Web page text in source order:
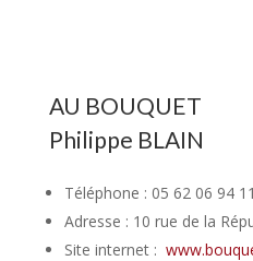
AU BOUQUET
Philippe BLAIN
Téléphone : 05 62 06 94 11
Adresse : 10 rue de la
Site internet :